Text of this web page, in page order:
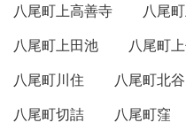
八尾町上高善寺
八尾
八尾町上田池
八尾町
八尾町川住
八尾町北谷
八尾町切詰
八尾町窪